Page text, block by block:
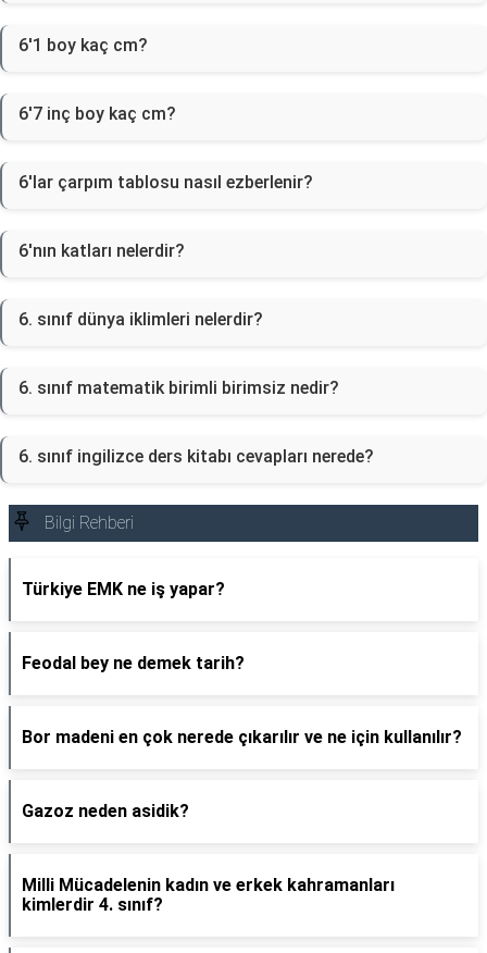
6'1 boy kaç cm?
6'7 inç boy kaç cm?
6'lar çarpım tablosu nasıl ezberlenir?
6'nın katları nelerdir?
6. sınıf dünya iklimleri nelerdir?
6. sınıf matematik birimli birimsiz nedir?
6. sınıf ingilizce ders kitabı cevapları nerede?
Bilgi Rehberi
Türkiye EMK ne iş yapar?
Feodal bey ne demek tarih?
Bor madeni en çok nerede çıkarılır ve ne için kullanılır?
Gazoz neden asidik?
Milli Mücadelenin kadın ve erkek kahramanları
kimlerdir 4. sınıf?